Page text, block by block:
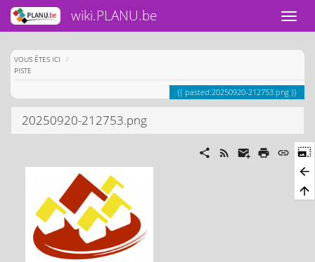
wiki.PLANU.be
VOUS ÊTES ICI
PISTE
pasted:20250920-212753.png
20250920-212753.png